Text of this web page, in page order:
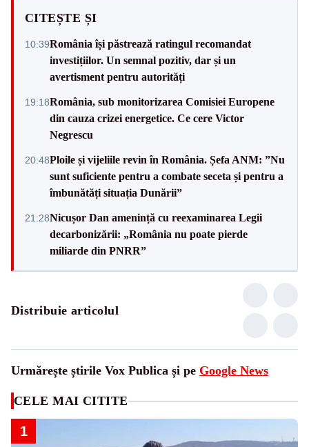
CITEȘTE ȘI
10:39România își păstrează ratingul recomandat
investițiilor. Un semnal pozitiv, dar și un
avertisment pentru autorități
19:18România, sub monitorizarea Comisiei Europene
din cauza crizei energetice. Ce cere Victor
Negrescu
20:48Ploile și vijeliile revin în România. Șefa ANM: ”Nu
sunt suficiente pentru a combate seceta și pentru a
îmbunătăți situația Dunării”
21:28Nicușor Dan amenință cu reexaminarea Legii
decarbonizării: „România nu poate pierde
miliarde din PNRR”
Distribuie articolul
Urmărește știrile Vox Publica și pe Google News
CELE MAI CITITE
1